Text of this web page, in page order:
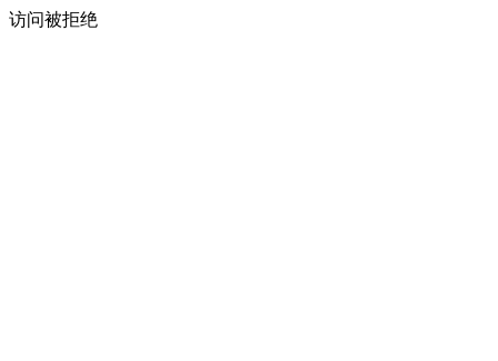
访问被拒绝